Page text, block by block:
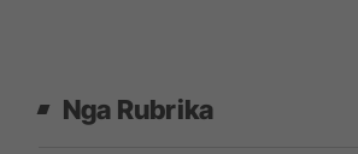
Nga Rubrika